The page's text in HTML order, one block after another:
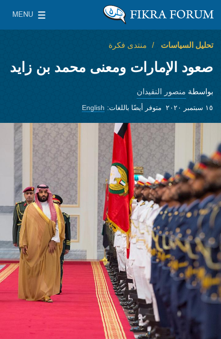
معهد واشنطن لسياسات الشرق الأدنى
MENU
Main Menu
تحليل السياسات منتدى فكرة
صعود الإمارات ومعنى محمد بن زايد
بواسطة منصور النقيدان
١٥ سبتمبر ٢٠٢٠ متوفر أيضًا باللغات: English